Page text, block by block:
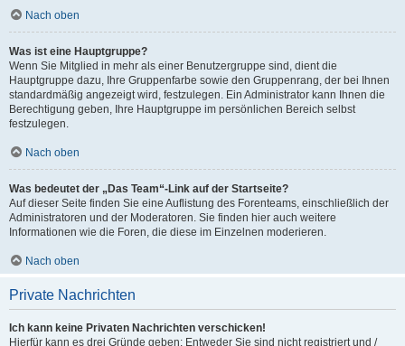
Nach oben
Was ist eine Hauptgruppe?
Wenn Sie Mitglied in mehr als einer Benutzergruppe sind, dient die
Hauptgruppe dazu, Ihre Gruppenfarbe sowie den Gruppenrang, der bei Ihnen
standardmäßig angezeigt wird, festzulegen. Ein Administrator kann Ihnen die
Berechtigung geben, Ihre Hauptgruppe im persönlichen Bereich selbst
festzulegen.
Nach oben
Was bedeutet der „Das Team“-Link auf der Startseite?
Auf dieser Seite finden Sie eine Auflistung des Forenteams, einschließlich der
Administratoren und der Moderatoren. Sie finden hier auch weitere
Informationen wie die Foren, die diese im Einzelnen moderieren.
Nach oben
Private Nachrichten
Ich kann keine Privaten Nachrichten verschicken!
Hierfür kann es drei Gründe geben: Entweder Sie sind nicht registriert und /